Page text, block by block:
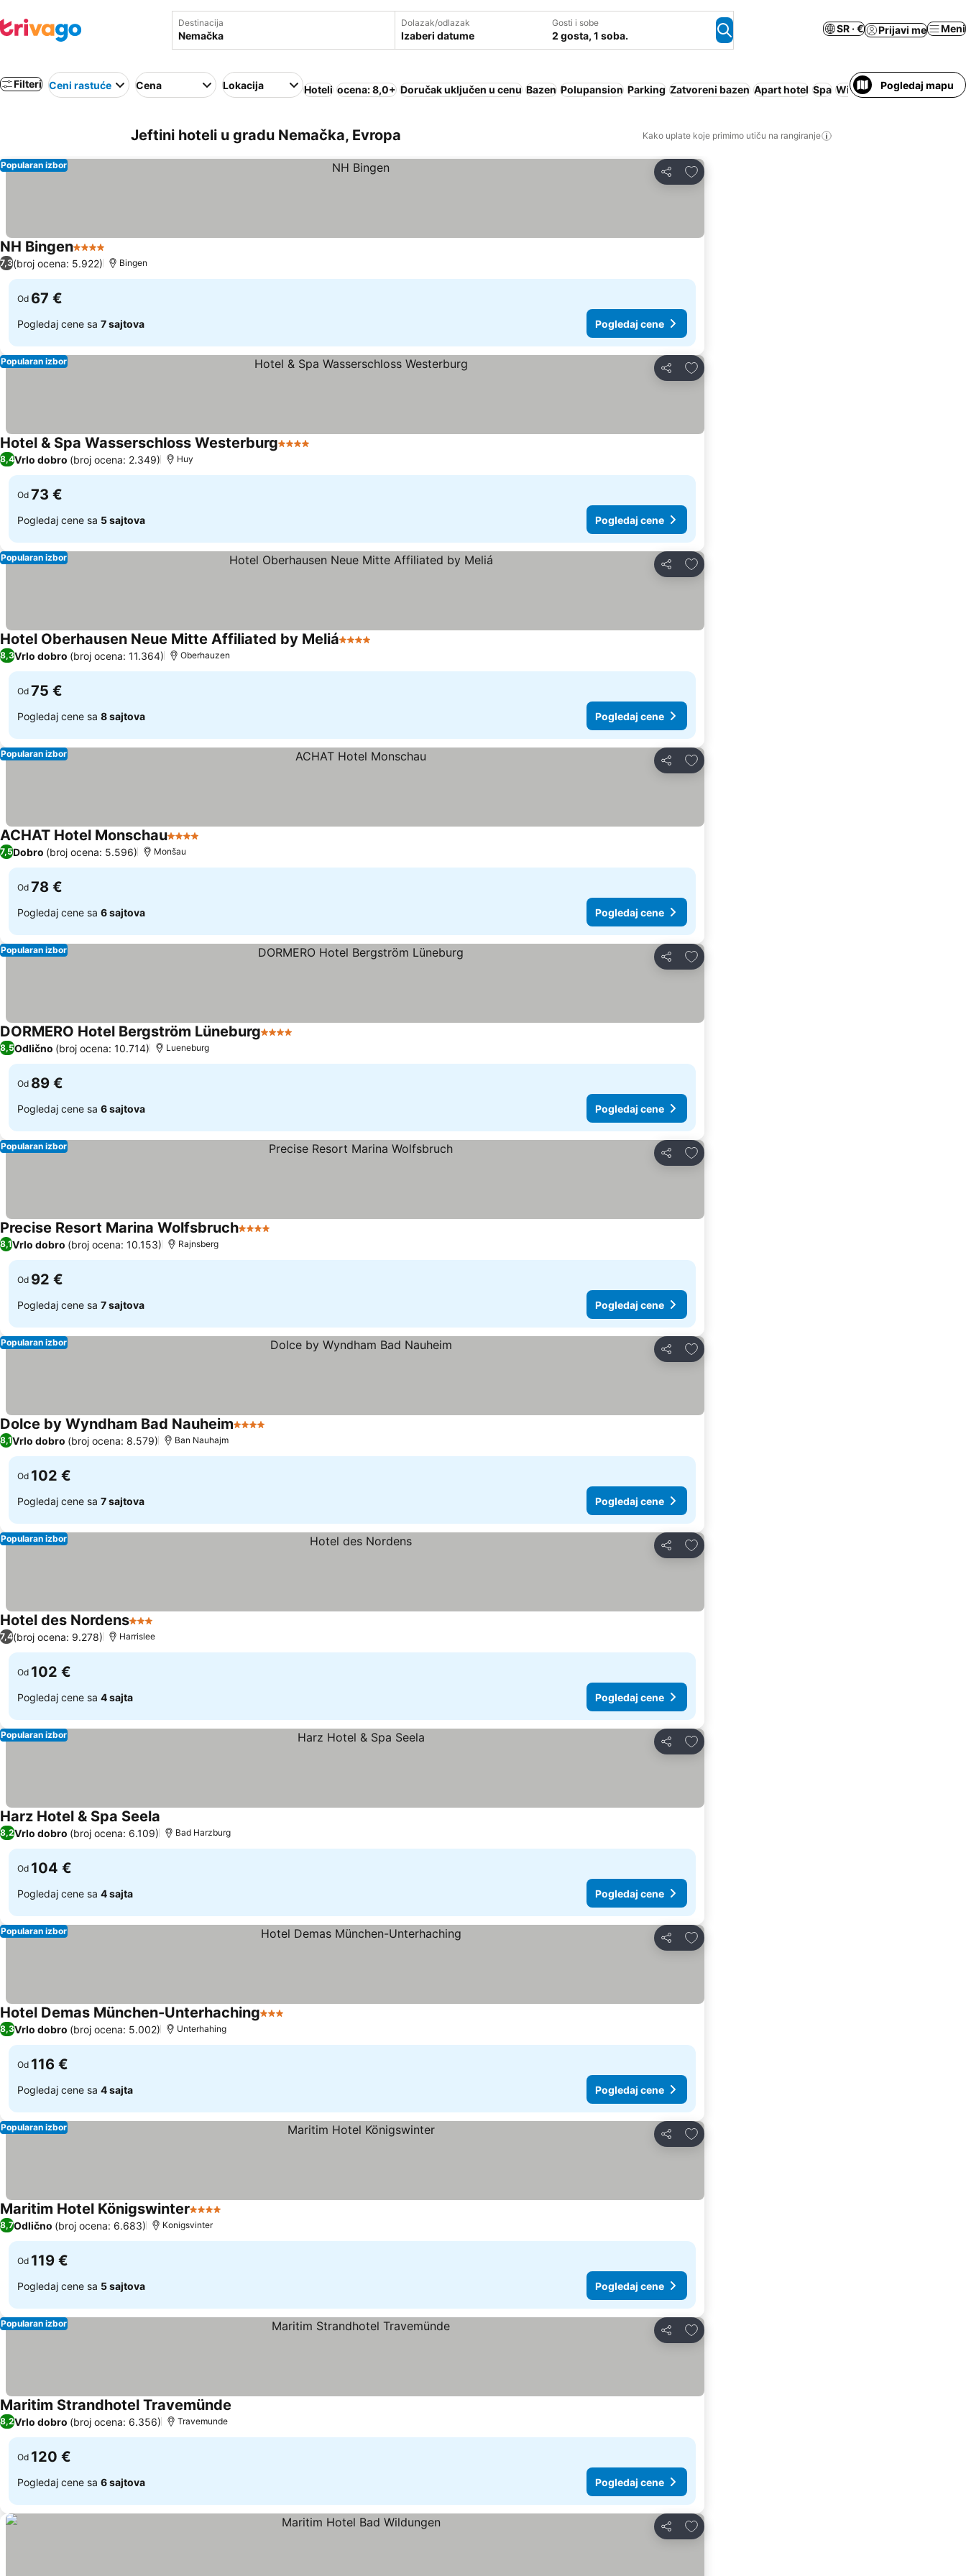
Destinacija Dolazak/odlazak
Izaberi datume
Gosti i sobe
2 gosta, 1 soba.
SR · € Prijavi me Meni
Filteri Ceni rastuće Cena Lokacija Hoteli ocena: 8,0+ Doručak uključen u cenu Bazen Polupansion Parking Zatvoreni bazen Apart hotel Spa Wi-Fi Sauna
Pogledaj mapu
Jeftini hoteli u gradu Nemačka, Evropa Kako uplate koje primimo utiču na rangiranje
Deli
Dodati u favorite
Popularan izbor
NH Bingen4 ZvezdicePogledaj cene
7,3(broj ocena: 5.922) Bingen
Od 67 €
Pogledaj cene sa 7 sajtova Pogledaj cene
Deli
Dodati u favorite
Popularan izbor
Hotel & Spa Wasserschloss Westerburg4 Zvezdice
8,4Vrlo dobro (broj ocena: 2.349) Huy
Od 73 €
Pogledaj cene sa 5 sajtova Pogledaj cene
Deli
Dodati u favorite
Popularan izbor
Hotel Oberhausen Neue Mitte Affiliated by Meliá4 Zvezdice
8,3Vrlo dobro (broj ocena: 11.364) Oberhauzen
Od 75 €
Pogledaj cene sa 8 sajtova Pogledaj cene
Deli
Dodati u favorite
Popularan izbor
ACHAT Hotel Monschau4 Zvezdice
7,5Dobro (broj ocena: 5.596) Monšau
Od 78 €
Pogledaj cene sa 6 sajtova Pogledaj cene
Deli
Dodati u favorite
Popularan izbor
DORMERO Hotel Bergström Lüneburg4 Zvezdice
8,5Odlično (broj ocena: 10.714) Lueneburg
Od 89 €
Pogledaj cene sa 6 sajtova Pogledaj cene
Deli
Dodati u favorite
Popularan izbor
Precise Resort Marina Wolfsbruch4 Zvezdice
8,1Vrlo dobro (broj ocena: 10.153) Rajnsberg
Od 92 €
Pogledaj cene sa 7 sajtova Pogledaj cene
Deli
Dodati u favorite
Popularan izbor
Dolce by Wyndham Bad Nauheim4 Zvezdice
8,1Vrlo dobro (broj ocena: 8.579) Ban Nauhajm
Od 102 €
Pogledaj cene sa 7 sajtova Pogledaj cene
Deli
Dodati u favorite
Popularan izbor
Hotel des Nordens3 Zvezdice
7,4(broj ocena: 9.278) Harrislee
Od 102 €
Pogledaj cene sa 4 sajta Pogledaj cene
Deli
Dodati u favorite
Popularan izbor
Harz Hotel & Spa Seela Pogledaj cene
8,2Vrlo dobro (broj ocena: 6.109) Bad Harzburg
Od 104 €
Pogledaj cene sa 4 sajta Pogledaj cene
Deli
Dodati u favorite
Popularan izbor
Hotel Demas München-Unterhaching3 Zvezdice
8,3Vrlo dobro (broj ocena: 5.002) Unterhahing
Od 116 €
Pogledaj cene sa 4 sajta Pogledaj cene
Deli
Dodati u favorite
Popularan izbor
Maritim Hotel Königswinter4 Zvezdice
8,7Odlično (broj ocena: 6.683) Konigsvinter
Od 119 €
Pogledaj cene sa 5 sajtova Pogledaj cene
Deli
Dodati u favorite
Popularan izbor
Maritim Strandhotel Travemünde
8,2Vrlo dobro (broj ocena: 6.356) Travemunde
Od 120 €
Pogledaj cene sa 6 sajtova Pogledaj cene
Deli
Dodati u favorite